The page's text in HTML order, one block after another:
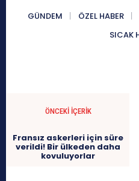
GÜNDEM ÖZEL HABER
SICAK
ÖNCEKI İÇERIK
Fransız askerleri için süre
verildi! Bir ülkeden daha
kovuluyorlar